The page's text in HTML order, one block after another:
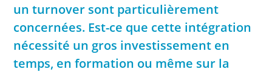
un turnover sont particulièrement
concernées. Est-ce que cette intégration
nécessité un gros investissement en
temps, en formation ou même sur la